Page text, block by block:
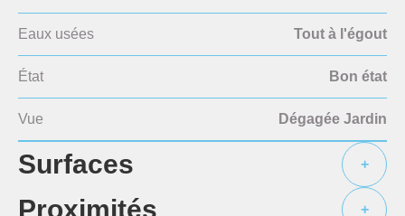
Eaux usées Tout à l'égout
État Bon état
Vue Dégagée Jardin
Surfaces +
Proximités +